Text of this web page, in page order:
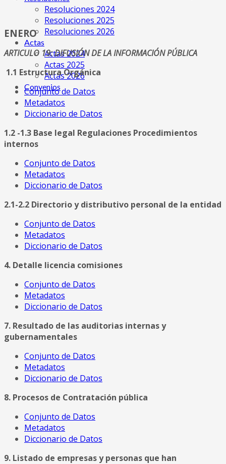
Resoluciones 2024
Resoluciones 2025
Resoluciones 2026
Actas
Actas 2024
Actas 2025
Actas 2026
Convenios
ENERO
ARTICULO 19: DIFUSIÓN DE LA INFORMACIÓN PÚBLICA
1.1 Estructura Orgánica
Conjunto de Datos
Metadatos
Diccionario de Datos
1.2 -1.3 Base legal Regulaciones Procedimientos
internos
Conjunto de Datos
Metadatos
Diccionario de Datos
2.1-2.2 Directorio y distributivo personal de la entidad
Conjunto de Datos
Metadatos
Diccionario de Datos
4. Detalle licencia comisiones
Conjunto de Datos
Metadatos
Diccionario de Datos
7. Resultado de las auditorias internas y
gubernamentales
Conjunto de Datos
Metadatos
Diccionario de Datos
8. Procesos de Contratación pública
Conjunto de Datos
Metadatos
Diccionario de Datos
9. Listado de empresas y personas que han